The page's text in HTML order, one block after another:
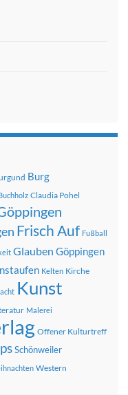
Burg
Claudia Pohel
Frisch Auf Fußball
Glauben Göppingen
Kelten Kirche
Kunst
Malerei
Offener Kulturtreff
Schönweiler
Western